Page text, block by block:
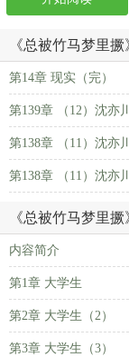
《总被竹马梦里
第14章 现实（完）
第139章 （12）沈亦川
第138章 （11）沈亦
第138章 （11）沈亦
《总被竹马梦里
内容简介
第1章 大学生
第2章 大学生（2）
第3章 大学生（3）